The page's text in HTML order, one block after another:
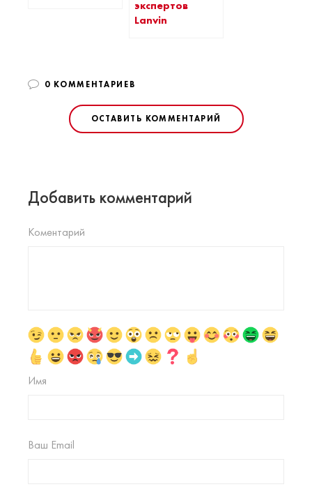
экспертов
Lanvin
0 КОММЕНТАРИЕВ
ОСТАВИТЬ КОММЕНТАРИЙ
Добавить комментарий
Коментарий
Имя
Ваш Email